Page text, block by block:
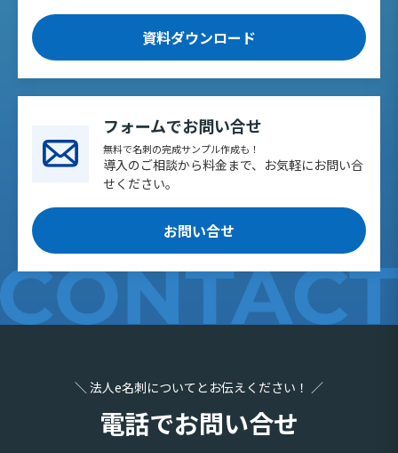
資料ダウンロード
フォームでお問い合せ
無料で名刺の完成サンプル作成も！
導入のご相談から料金まで、お気軽にお問い合
せください。
お問い合せ
＼ 法人e名刺についてとお伝えください！ ／
電話でお問い合せ